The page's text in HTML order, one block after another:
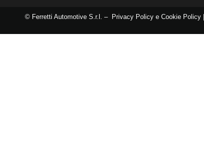
© Ferretti Automotive S.r.l. – Privacy Policy e Cookie Policy